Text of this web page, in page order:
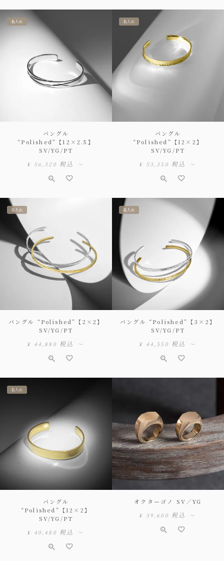
名入れ
バングル
“Polished”【12×2.5】
SV/YG/PT
¥ 56,320 税込 〜
名入れ
バングル
“Polished”【12×2】
SV/YG/PT
¥ 53,350 税込 〜
名入れ
バングル “Polished”【2×2】
SV/YG/PT
¥ 44,880 税込 〜
名入れ
バングル “Polished”【3×2】
SV/YG/PT
¥ 44,550 税込 〜
名入れ
バングル
“Polished”【12×2】
SV/YG/PT
¥ 40,480 税込 〜
オクターゴノ SV／YG
¥ 39,600 税込 〜